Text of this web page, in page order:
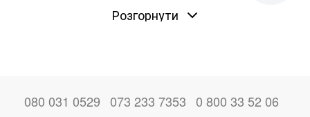
обстановка в спальні, що розслаблює – мрія кожної людини,
причому правильно підібране ліжко відіграє ключову роль у
спальні, гостьові чи дитячі кімнати. Під час вибору моделі
важливо враховувати зростання та масу тіла її власника,
Розгорнути
080 031 0529 073 233 7353 0 800 33 52 06